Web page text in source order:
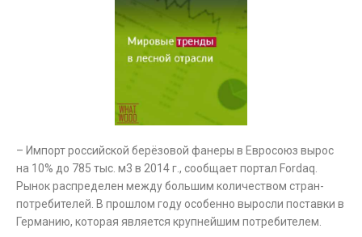
– Импорт российской берёзовой фанеры в Евросоюз вырос
на 10% до 785 тыс. м3 в 2014 г., сообщает портал Fordaq.
Рынок распределен между большим количеством стран-
потребителей. В прошлом году особенно выросли поставки в
Германию, которая является крупнейшим потребителем.